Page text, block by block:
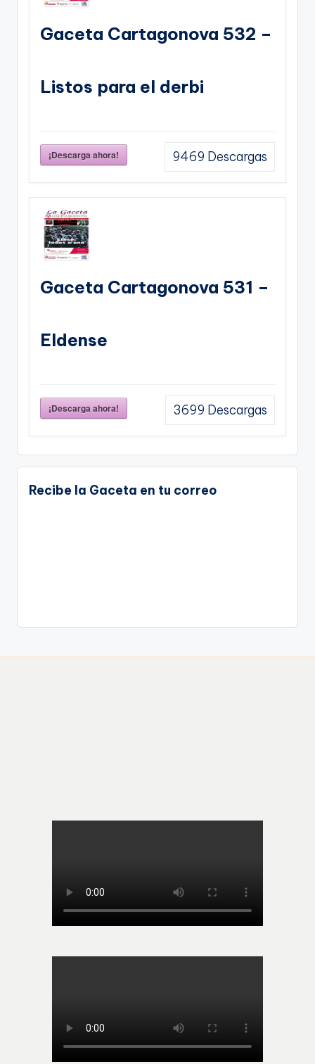
Gaceta Cartagonova 532 –
Listos para el derbi
¡Descarga ahora! 9469 Descargas
Gaceta Cartagonova 531 –
Eldense
¡Descarga ahora! 3699 Descargas
Recibe la Gaceta en tu correo